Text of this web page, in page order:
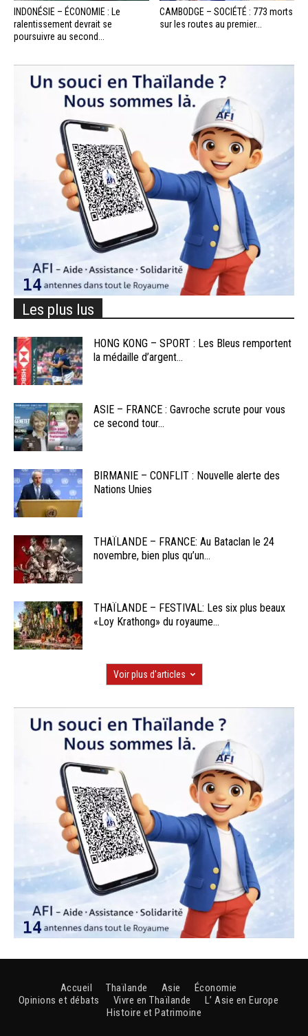
INDONÉSIE – ÉCONOMIE : Le
ralentissement devrait se
poursuivre au second...
CAMBODGE – SOCIÉTÉ : 773 morts
sur les routes au premier...
Les plus lus
HONG KONG – SPORT : Les Bleus remportent
la médaille d’argent...
ASIE – FRANCE : Gavroche scrute pour vous
ce second tour...
BIRMANIE – CONFLIT : Nouvelle alerte des
Nations Unies
THAÏLANDE – FRANCE: Au Bataclan le 24
novembre, bien plus qu’un...
THAÏLANDE – FESTIVAL: Les six plus beaux
«Loy Krathong» du royaume...
Voir plus d'articles
Accueil Thaïlande Asie
Économie
Opinions et débats
Vivre en Thaïlande
L’ Asie en Europe
Histoire et Patrimoine